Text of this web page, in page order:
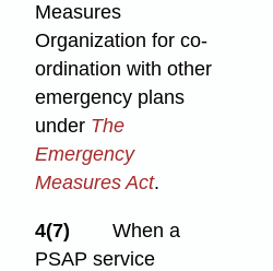
Measures
Organization for co-
ordination with other
emergency plans
under The
Emergency
Measures Act.
4(7)
When a
PSAP service